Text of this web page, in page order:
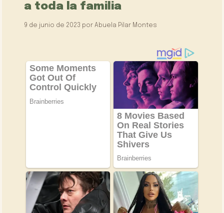
a toda la familia
9 de junio de 2023 porAbuela Pilar Montes